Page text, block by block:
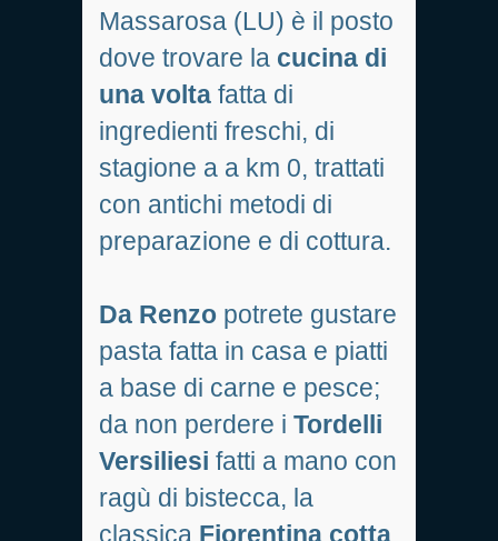
Massarosa (LU) è il posto
dove trovare la cucina di
una volta fatta di
ingredienti freschi, di
stagione a a km 0, trattati
con antichi metodi di
preparazione e di cottura.
Da Renzo potrete gustare
pasta fatta in casa e piatti
a base di carne e pesce;
da non perdere i Tordelli
Versiliesi fatti a mano con
ragù di bistecca, la
classica Fiorentina cotta